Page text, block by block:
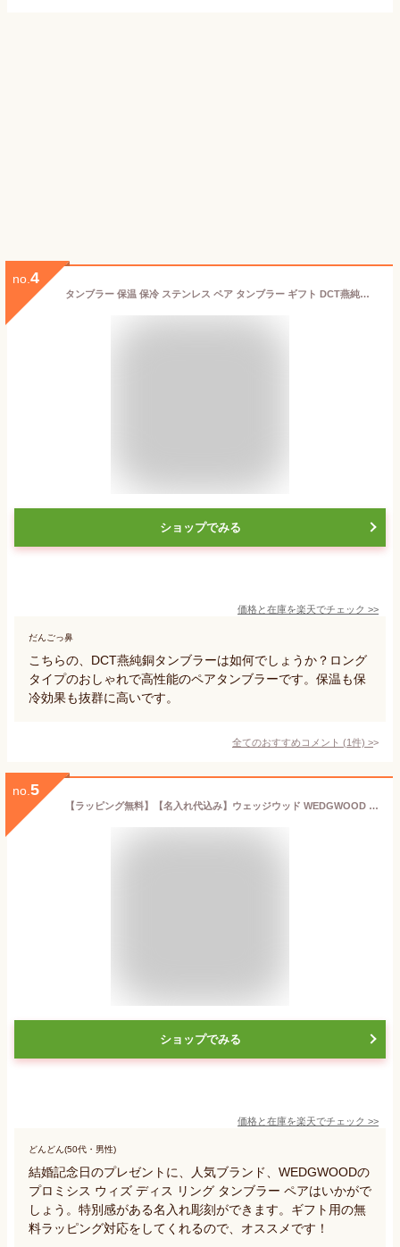
no. 4
タンブラー 保温 保冷 ステンレス ペア タンブラー ギフト DCT燕純銅ロングタンブラーペア人気 ブランド ブライダル 結婚式 ギフト 内祝 結婚内祝 引き出物 記念品 ギフト お祝い プレゼント ハーモニック 食品ギフト お取り寄せグルメ お歳暮
ショップでみる
価格と在庫を楽天でチェック >>
だんごっ鼻
こちらの、DCT燕純銅タンブラーは如何でしょうか？ロング
タイプのおしゃれで高性能のペアタンブラーです。保温も保
冷効果も抜群に高いです。
全てのおすすめコメント (1件) >
no. 5
【ラッピング無料】【名入れ代込み】ウェッジウッド WEDGWOOD プロミシス ウィズ ディス リング タンブラー ペア結婚祝 結婚記念日 ウエディング 両親贈呈品 グラス 名前 ギフト 銀婚式 金婚式 グラス 正規品 ブランド 記念品 刻印 人気 ブランド
ショップでみる
価格と在庫を楽天でチェック >>
どんどん(50代・男性)
結婚記念日のプレゼントに、人気ブランド、WEDGWOODの
プロミシス ウィズ ディス リング タンブラー ペアはいかがで
しょう。特別感がある名入れ彫刻ができます。ギフト用の無
料ラッピング対応をしてくれるので、オススメです！